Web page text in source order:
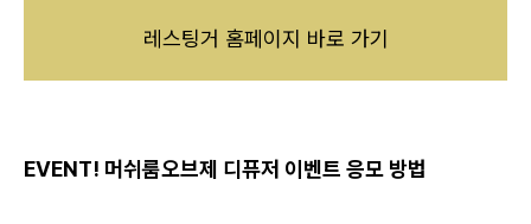
레스팅거 홈페이지 바로 가기
EVENT! 머쉬룸오브제 디퓨저 이벤트 응모 방법